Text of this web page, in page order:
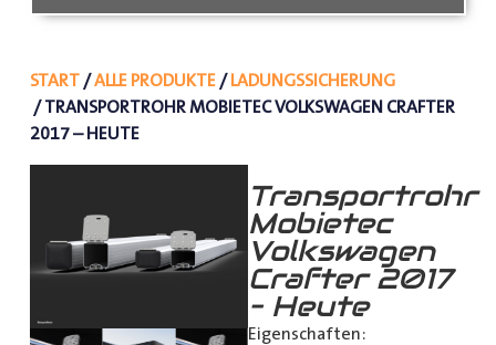
START/ALLE PRODUKTE/LADUNGSSICHERUNG
/ TRANSPORTROHR MOBIETEC VOLKSWAGEN CRAFTER
2017 – HEUTE
Transportrohr
Mobietec
Volkswagen
Crafter 2017
– Heute
Eigenschaften: